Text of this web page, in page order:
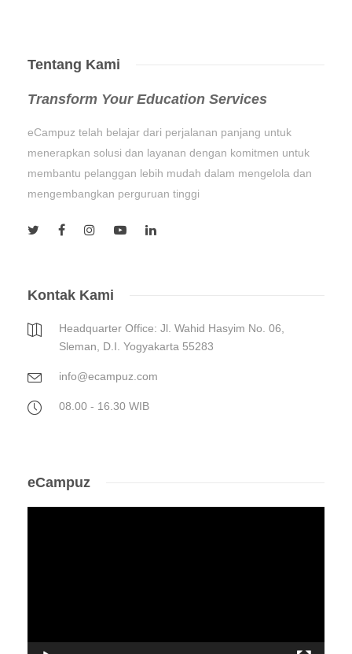
Tentang Kami
Transform Your Education Services
eCampuz telah belajar dari perjalanan panjang untuk
menerapkan solusi dan layanan dengan komitmen untuk
membantu pelanggan lebih mudah dalam mengelola dan
mengembangkan perguruan tinggi
Kontak Kami
Headquarter Office: Jl. Wahid Hasyim No. 06,
Sleman, D.I. Yogyakarta 55283
info@ecampuz.com
08.00 - 16.30 WIB
eCampuz